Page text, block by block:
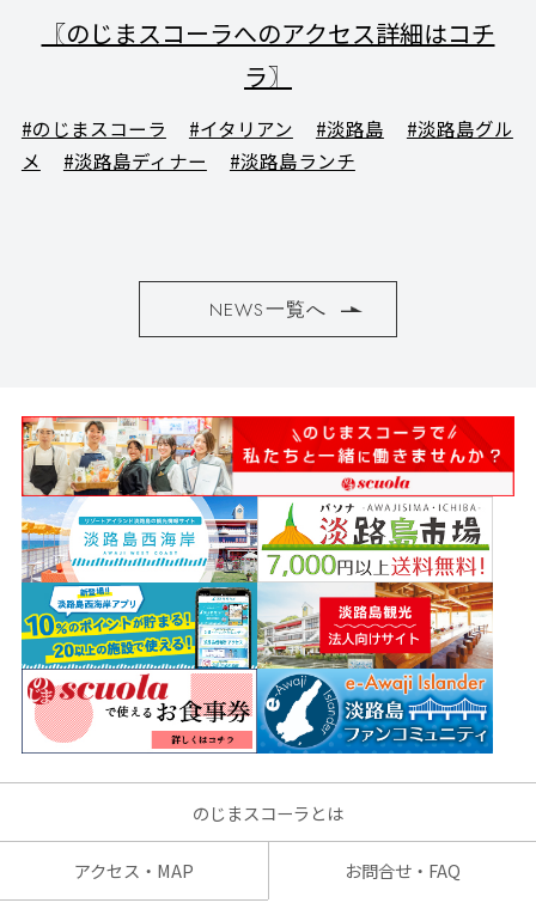
〖のじまスコーラへのアクセス詳細はコチ
ラ〗
#のじまスコーラ #イタリアン #淡路島
#淡路島グル
メ
#淡路島ディナー #淡路島ランチ
NEWS一覧へ
のじまスコーラとは
アクセス・MAP お問合せ・FAQ